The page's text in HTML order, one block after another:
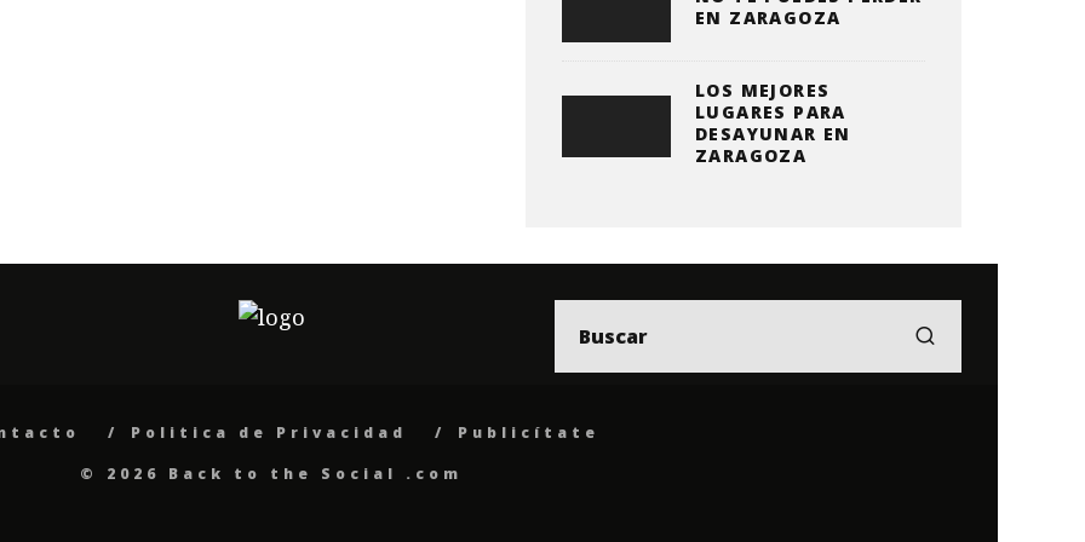
EN ZARAGOZA
LOS MEJORES
LUGARES PARA
DESAYUNAR EN
ZARAGOZA
Politica de Privacidad
Publicítate
© 2026 Back to the Social .com